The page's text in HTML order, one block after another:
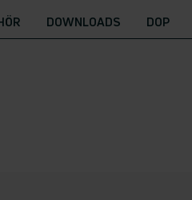
DOWNLOADS DOP